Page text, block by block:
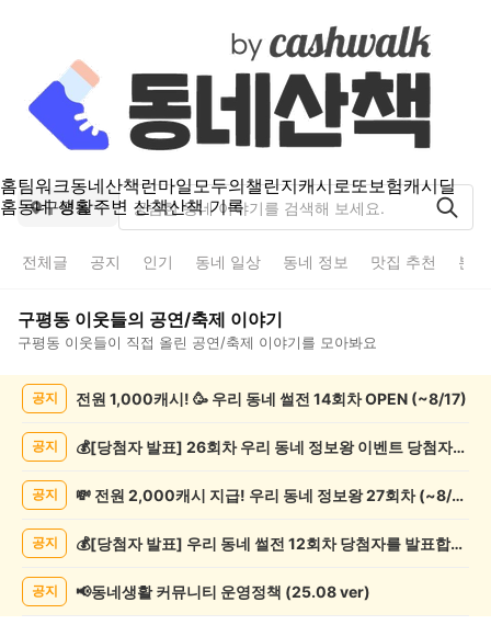
홈팀워크동네산책런마일모두의챌린지캐시로또보험캐시딜
홈동네 생활주변 산책산책 기록
구평동
전체글 공지 인기 동네 일상 동네 정보 맛집 추천 분
구평동 이웃들의 공연/축제 이야기
구평동 이웃들이 직접 올린 공연/축제 이야기를 모아봐요
록
공지 전원 1,000캐시! 🥳 우리 동네 썰전 14회차 OPEN (~8/17)
공지 💰[당첨자 발표] 26회차 우리 동네 정보왕 이벤트 당첨자를 발표합니다!
공지 💸 전원 2,000캐시 지급! 우리 동네 정보왕 27회차 (~8/10)
공지 💰[당첨자 발표] 우리 동네 썰전 12회차 당첨자를 발표합니다!
공지 📢동네생활 커뮤니티 운영정책 (25.08 ver)